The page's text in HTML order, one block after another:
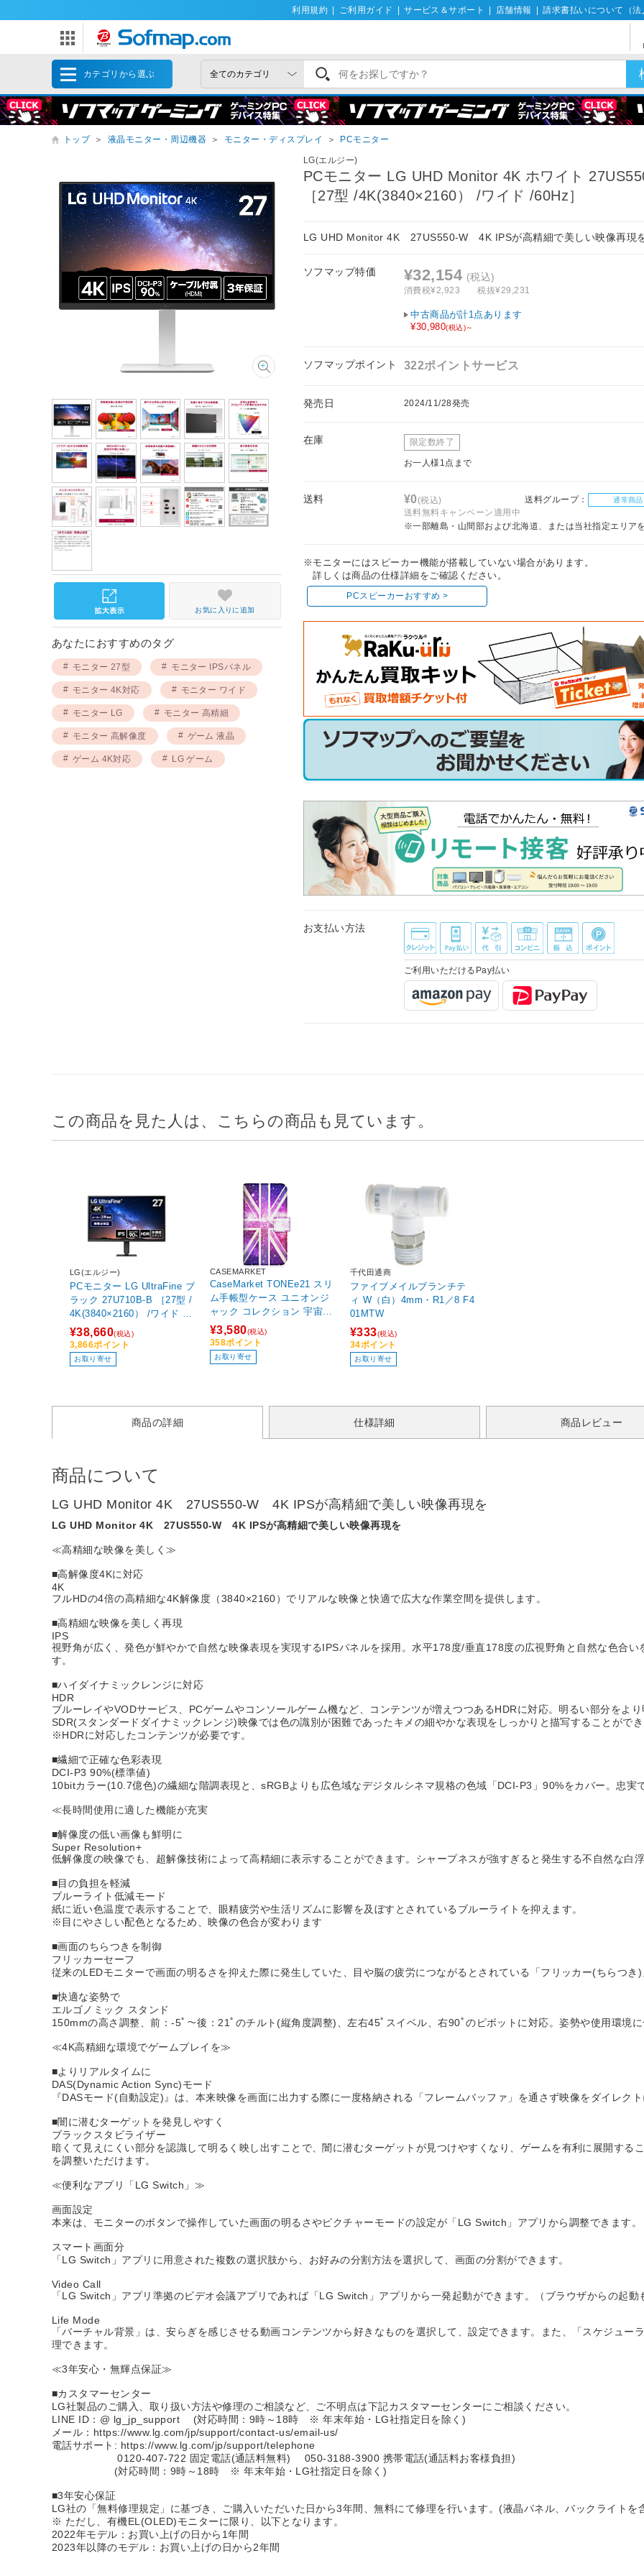
利用規約 ご利用ガイド サービス＆サポート 店舗情報 請求書払いについて（法
カテゴリから選ぶ
トップ ＞ 液晶モニター・周辺機器 ＞ モニター・ディスプレイ ＞ PCモニター
LG(エルジー)
PCモニター LG UHD Monitor 4K ホワイト
［27型 /4K(3840×2160） /ワイド /60Hz］
LG UHD Monitor 4K 27US550-W 4K IPSが高精細で美しい映像再現
ソフマップ特価 ¥32,154 (税込)
消費税¥2,923 税抜¥29,231
中古商品が計1点あります
¥30,980(税込)～
ソフマップポイント 322ポイントサービス
発売日 2024/11/28発売
在庫 限定数終了
お一人様1点まで
送料 ¥0(税込) 送料グループ： 通常商品
送料無料キャンペーン適用中
※一部離島・山間部および北海道、または当社指定エリア
※モニターにはスピーカー機能が搭載していない場合があります。
詳しくは商品の仕様詳細をご確認ください。
PCスピーカーおすすめ >
お支払い方法
ご利用いただけるPay払い
お気に入りに追加
あなたにおすすめのタグ
モニター 27型 モニター IPSパネル
モニター 4K対応 モニター ワイド
モニター LG モニター 高精細
モニター 高解像度 ゲーム 液晶
ゲーム 4K対応 LG ゲーム
この商品を見た人は、こちらの商品も見ています。
LG(エルジー)
PCモニター LG UltraFine ブ
ラック 27U710B-B ［27型 /
4K(3840×2160） /ワイド /6
0Hz］
¥38,660(税込)
3,866ポイント
お取り寄せ
CASEMARKET
CaseMarket TONEe21 スリ
ム手帳型ケース ユニオンジ
ャック コレクション 宇宙柄
UK 1927 ダイアリー TONE
e21-BCM2S2307-78
¥3,580(税込)
358ポイント
お取り寄せ
千代田通商
ファイブメイルブランチテ
ィ W（白）4mm・R1／8 F4
01MTW
¥333(税込)
34ポイント
お取り寄せ
商品の詳細 仕様詳細 商品レビュー
商品について
LG UHD Monitor 4K 27US550-W 4K IPSが高精細で美しい映像再現を
LG UHD Monitor 4K 27US550-W 4K IPSが高精細で美しい映像再現を
≪高精細な映像を美しく≫
■高解像度4Kに対応
4K
フルHDの4倍の高精細な4K解像度（3840×2160）でリアルな映像と快適で広大な作業空間を提供します。
■高精細な映像を美しく再現
IPS
視野角が広く、発色が鮮やかで自然な映像表現を実現するIPSパネルを採用。水平178度/垂直178度の広視野角と自然な色合
す。
■ハイダイナミックレンジに対応
HDR
ブルーレイやVODサービス、PCゲームやコンソールゲーム機など、コンテンツが増えつつあるHDRに対応。明るい部分をよ
SDR(スタンダードダイナミックレンジ)映像では色の識別が困難であったキメの細やかな表現をしっかりと描写することができ
※HDRに対応したコンテンツが必要です。
■繊細で正確な色彩表現
DCI-P3 90%(標準値)
10bitカラー(10.7億色)の繊細な階調表現と、sRGBよりも広色域なデジタルシネマ規格の色域「DCI-P3」90%をカバー。忠実
≪長時間使用に適した機能が充実
■解像度の低い画像も鮮明に
Super Resolution+
低解像度の映像でも、超解像技術によって高精細に表示することができます。シャープネスが強すぎると発生する不自然な白浮
■目の負担を軽減
ブルーライト低減モード
紙に近い色温度で表示することで、眼精疲労や生活リズムに影響を及ぼすとされているブルーライトを抑えます。
※目にやさしい配色となるため、映像の色合が変わります
■画面のちらつきを制御
フリッカーセーフ
従来のLEDモニターで画面の明るさを抑えた際に発生していた、目や脳の疲労につながるとされている「フリッカー(ちらつき)
■快適な姿勢で
エルゴノミック スタンド
150mmの高さ調整、前：-5ﾟ～後：21ﾟのチルト(縦角度調整)、左右45ﾟスイベル、右90ﾟのピボットに対応。姿勢や使用環境に
≪4K高精細な環境でゲームプレイを≫
■よりリアルタイムに
DAS(Dynamic Action Sync)モード
『DASモード(自動設定)』は、本来映像を画面に出力する際に一度格納される「フレームバッファ」を通さず映像をダイレク
■闇に潜むターゲットを発見しやすく
ブラックスタビライザー
暗くて見えにくい部分を認識して明るく映し出すことで、闇に潜むターゲットが見つけやすくなり、ゲームを有利に展開する
を調整いただけます。
≪便利なアプリ「LG Switch」≫
画面設定
本来は、モニターのボタンで操作していた画面の明るさやピクチャーモードの設定が「LG Switch」アプリから調整できます。
スマート画面分
「LG Switch」アプリに用意された複数の選択肢から、お好みの分割方法を選択して、画面の分割ができます。
Video Call
「LG Switch」アプリ準拠のビデオ会議アプリであれば「LG Switch」アプリから一発起動ができます。（ブラウザからの起動
Life Mode
「バーチャル背景」は、安らぎを感じさせる動画コンテンツから好きなものを選択して、設定できます。また、「スケジュ
理できます。
≪3年安心・無輝点保証≫
■カスタマーセンター
LG社製品のご購入、取り扱い方法や修理のご相談など、ご不明点は下記カスタマーセンターにご相談ください。
LINE ID：@ lg_jp_support (対応時間：9時～18時 ※ 年末年始・LG社指定日を除く)
メール：https://www.lg.com/jp/support/contact-us/email-us/
電話サポート: https://www.lg.com/jp/support/telephone
0120-407-722 固定電話(通話料無料) 050-3188-3900 携帯電話(通話料お客様負担)
(対応時間：9時～18時 ※ 年末年始・LG社指定日を除く)
■3年安心保証
LG社の「無料修理規定」に基づき、ご購入いただいた日から3年間、無料にて修理を行います。(液晶パネル、バックライトを
※ ただし、有機EL(OLED)モニターに限り、以下となります。
2022年モデル：お買い上げの日から1年間
2023年以降のモデル：お買い上げの日から2年間